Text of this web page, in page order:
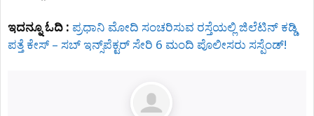
ಇದನ್ನೂ ಓದಿ : ಪ್ರಧಾನಿ ಮೋದಿ ಸಂಚರಿಸುವ ರಸ್ತೆಯಲ್ಲಿ ಜಿಲೆಟಿನ್ ಕಡ್ಡಿ
ಪತ್ತೆ ಕೇಸ್ – ಸಬ್​ ಇನ್ಸ್​ಪೆಕ್ಟರ್ ಸೇರಿ 6 ಮಂದಿ ಪೊಲೀಸರು ಸಸ್ಪೆಂಡ್!